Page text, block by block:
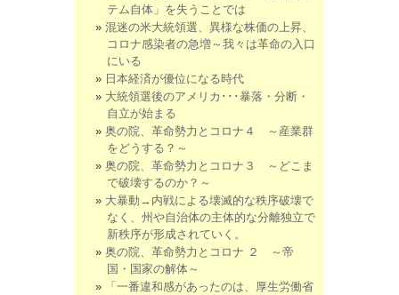
テム自体」を失うことでは
混迷の米大統領選、異様な株価の上昇、
コロナ感染者の急増～我々は革命の入口
にいる
日本経済が優位になる時代
大統領選後のアメリカ･･･暴落・分断・
自立が始まる
奥の院、革命勢力とコロナ４ ～産業群
をどうする？～
奥の院、革命勢力とコロナ３ ～どこま
で破壊するのか？～
大暴動→内戦による壊滅的な秩序破壊で
なく、州や自治体の主体的な分離独立で
新秩序が形成されていく。
奥の院、革命勢力とコロナ ２ ～帝
国・国家の解体～
「一番違和感があったのは、厚生労働省